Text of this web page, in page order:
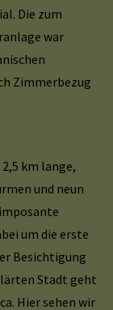
Die zum
war
Zimmerbezug
km lange,
und neun
um die erste
Besichtigung
Stadt geht
Hier sehen wir